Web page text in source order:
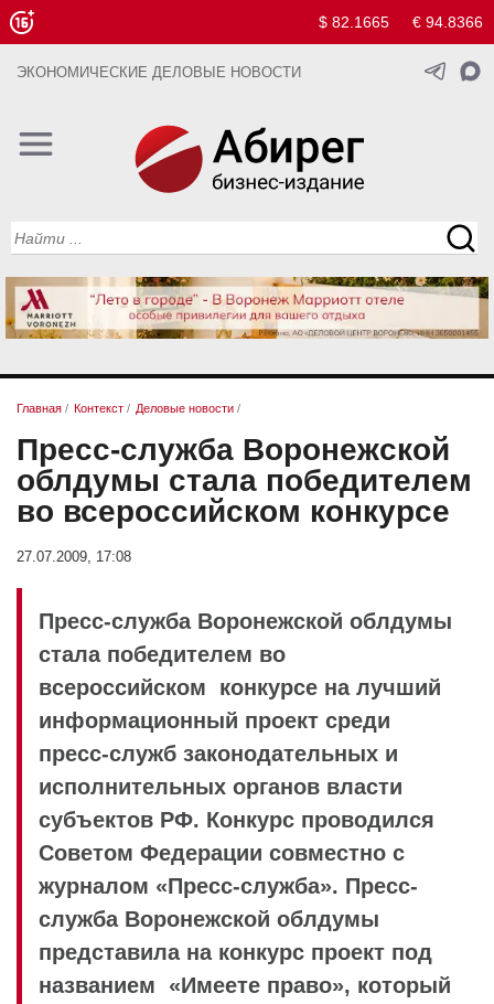
$ 82.1665 € 94.8366
ЭКОНОМИЧЕСКИЕ ДЕЛОВЫЕ НОВОСТИ
Главная / Контекст / Деловые новости /
Пресс-служба Воронежской
облдумы стала победителем
во всероссийском конкурсе
27.07.2009, 17:08
Пресс-служба Воронежской облдумы
стала победителем во
всероссийском конкурсе на лучший
информационный проект среди
пресс-служб законодательных и
исполнительных органов власти
субъектов РФ. Конкурс проводился
Советом Федерации совместно с
журналом «Пресс-служба». Пресс-
служба Воронежской облдумы
представила на конкурс проект под
названием «Имеете право», который